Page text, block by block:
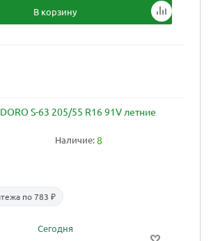
В корзину
S-63 205/55 R16 91V летние
Наличие:8
по 783 ₽
Сегодня